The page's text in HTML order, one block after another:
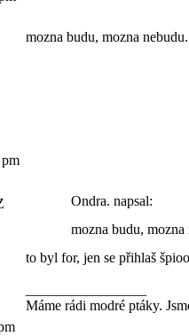
mozna budu, mozna
Ondra. napsal:
mozna budu,
to byl for, jen se přihlaš
Máme rádi modré ptáky.